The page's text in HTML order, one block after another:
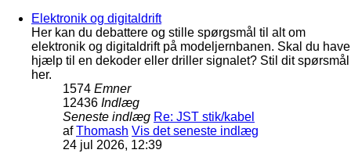
Elektronik og digitaldrift
Her kan du debattere og stille spørgsmål til alt om
elektronik og digitaldrift på modeljernbanen. Skal du have
hjælp til en dekoder eller driller signalet? Stil dit spørsmål
her.
1574 Emner
12436 Indlæg
Seneste indlæg Re: JST stik/kabel
afThomash Vis det seneste indlæg
24 jul 2026, 12:39